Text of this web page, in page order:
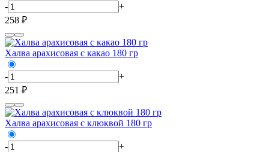
-
+
258 ₽
Халва арахисовая с какао 180 гр
-
+
251 ₽
Халва арахисовая с клюквой 180 гр
-
+